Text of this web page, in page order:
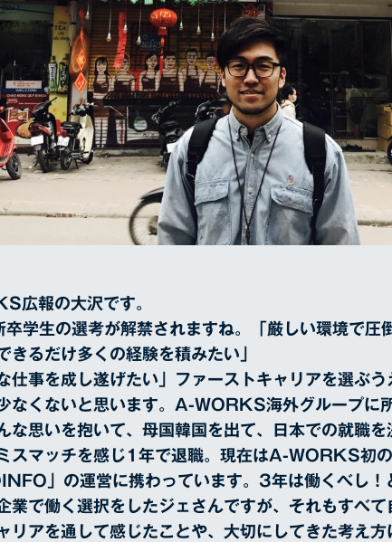
広報の大沢です。
生の選考が解禁されますね。「厳しい環境で圧
きるだけ多くの経験を積みたい」
仕事を成し遂げたい」ファーストキャリアを選ぶ
なくないと思います。A-WORKS海外グループに
な思いを抱いて、母国韓国を出て、日本での就職
スマッチを感じ1年で退職。現在はA-WORKS初
」の運営に携わっています。3年は働くべし！
業で働く選択をしたジェさんですが、それもすべ
リアを通して感じたことや、大切にしてきた考え方